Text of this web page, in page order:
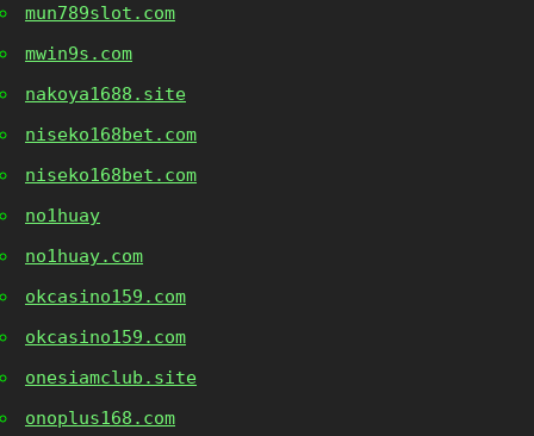
mun789slot.com
mwin9s.com
nakoya1688.site
niseko168bet.com
niseko168bet.com
no1huay
no1huay.com
okcasino159.com
okcasino159.com
onesiamclub.site
onoplus168.com